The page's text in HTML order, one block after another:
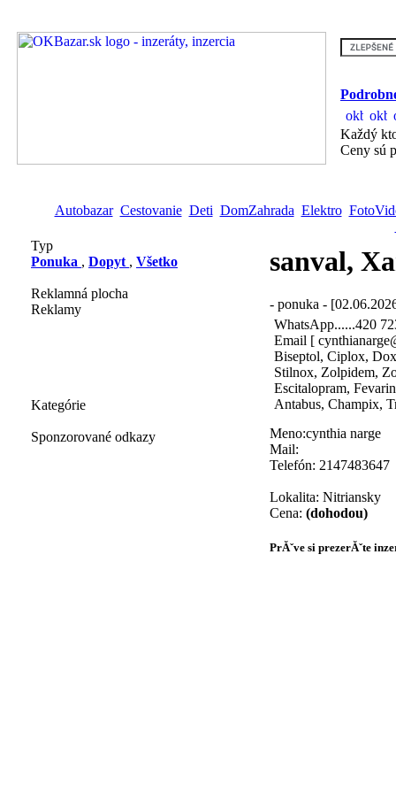
Každý
Ceny sú
Autobazar Cestovanie Deti DomZahrada Elektro
Typ
Ponuka , Dopyt , Všetko
Reklamná plocha
Reklamy
Kategórie
Sponzorované odkazy
sanval,
- ponuka -
WhatsApp......420
Email [
Biseptol, Ciplox,
Stilnox, Zolpidem,
Escitalopram,
Antabus, Champix,
Meno:cynthia narge
Mail:
Telefón: 2147483647
Lokalita: Nitriansky
Cena: (dohodou)
PrĂˇve si prezerĂˇte